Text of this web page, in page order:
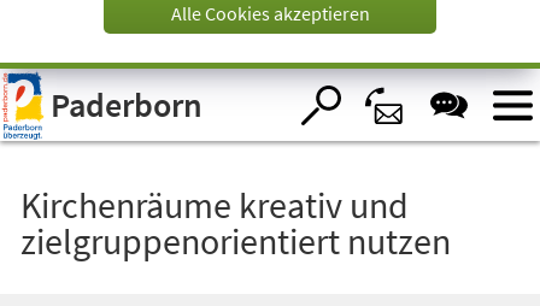
Visuelle
Assistenzsoftware
öffnen.
Alle Cookies akzeptieren
Paderborn
Kirchenräume kreativ und
zielgruppenorientiert nutzen